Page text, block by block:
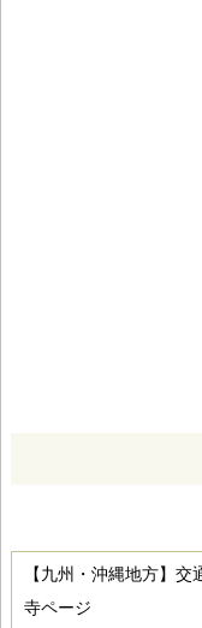
【九州・沖縄地方】
寺ページ